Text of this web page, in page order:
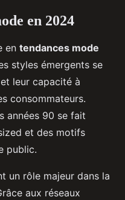
en 2024
en tendances mode
styles émergents se
leur capacité à
consommateurs.
années 90 se fait
et des motifs
public.
un rôle majeur dans la
aux réseaux